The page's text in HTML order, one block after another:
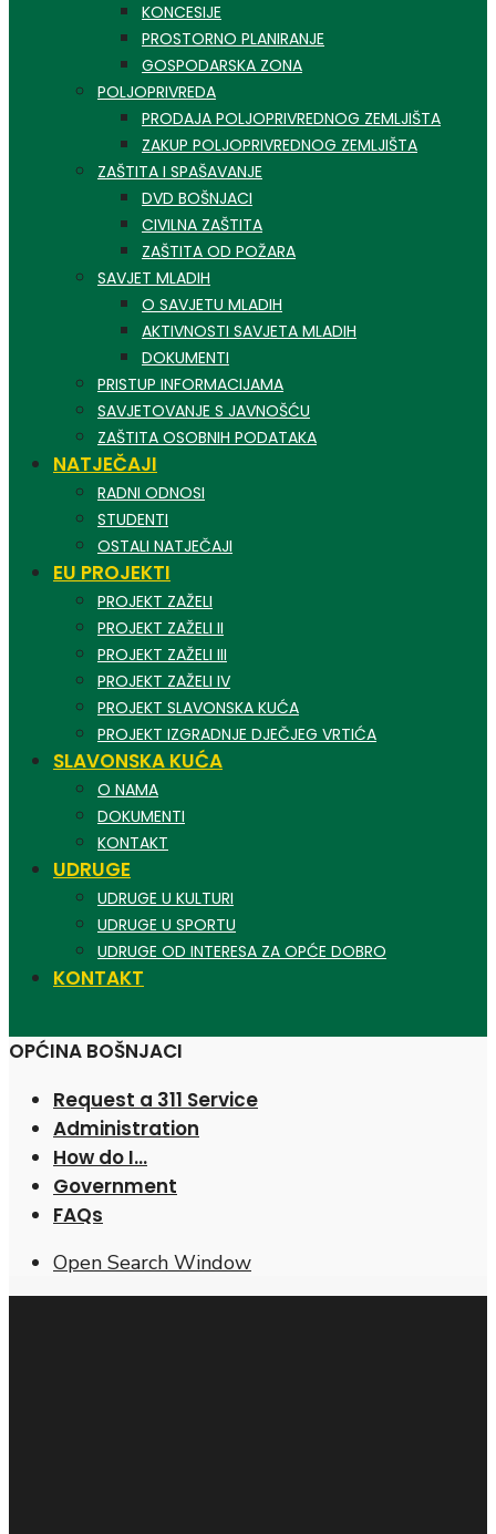
KONCESIJE
PROSTORNO PLANIRANJE
GOSPODARSKA ZONA
POLJOPRIVREDA
PRODAJA POLJOPRIVREDNOG ZEMLJIŠTA
ZAKUP POLJOPRIVREDNOG ZEMLJIŠTA
ZAŠTITA I SPAŠAVANJE
DVD BOŠNJACI
CIVILNA ZAŠTITA
ZAŠTITA OD POŽARA
SAVJET MLADIH
O SAVJETU MLADIH
AKTIVNOSTI SAVJETA MLADIH
DOKUMENTI
PRISTUP INFORMACIJAMA
SAVJETOVANJE S JAVNOŠĆU
ZAŠTITA OSOBNIH PODATAKA
NATJEČAJI
RADNI ODNOSI
STUDENTI
OSTALI NATJEČAJI
EU PROJEKTI
PROJEKT ZAŽELI
PROJEKT ZAŽELI II
PROJEKT ZAŽELI III
PROJEKT ZAŽELI IV
PROJEKT SLAVONSKA KUĆA
PROJEKT IZGRADNJE DJEČJEG VRTIĆA
SLAVONSKA KUĆA
O NAMA
DOKUMENTI
KONTAKT
UDRUGE
UDRUGE U KULTURI
UDRUGE U SPORTU
UDRUGE OD INTERESA ZA OPĆE DOBRO
KONTAKT
OPĆINA BOŠNJACI
Request a 311 Service
Administration
How do I…
Government
FAQs
Open Search Window